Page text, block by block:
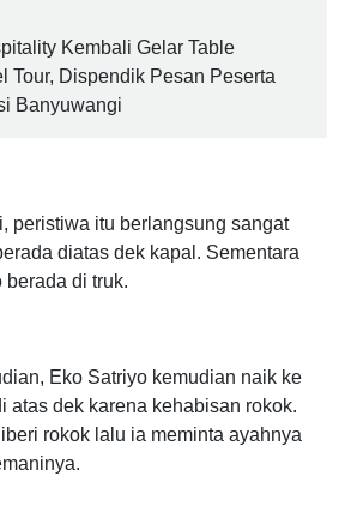
Kembali Gelar Table
Tour, Dispendik Pesan Peserta
Banyuwangi
peristiwa itu berlangsung sangat
diatas dek kapal. Sementara
di truk.
Eko Satriyo kemudian naik ke
atas dek karena kehabisan rokok.
rokok lalu ia meminta ayahnya